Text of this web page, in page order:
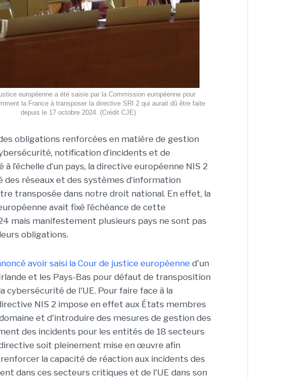
européenne a été saisie par la Commission européenne pour
la France à transposer la directive SRI 2 qui aurait dû être faite
depuis le 17 octobre 2024. (Crédit CJE)
obligations renforcées en matière de gestion
notification d’incidents et de
l’échelle d’un pays, la directive européenne NIS 2
des réseaux et des systèmes d’information
transposée dans notre droit national. En effet, la
avait fixé l’échéance de cette
mais manifestement plusieurs pays ne sont pas
obligations.
avoir saisi la Cour de justice européenne d'un
et les Pays-Bas pour défaut de transposition
de l'UE. Pour faire face à la
NIS 2 impose en effet aux États membres
et d'introduire des mesures de gestion des
des incidents pour les entités de 18 secteurs
soit pleinement mise en œuvre afin
la capacité de réaction aux incidents des
dans ces secteurs critiques et de l'UE dans son